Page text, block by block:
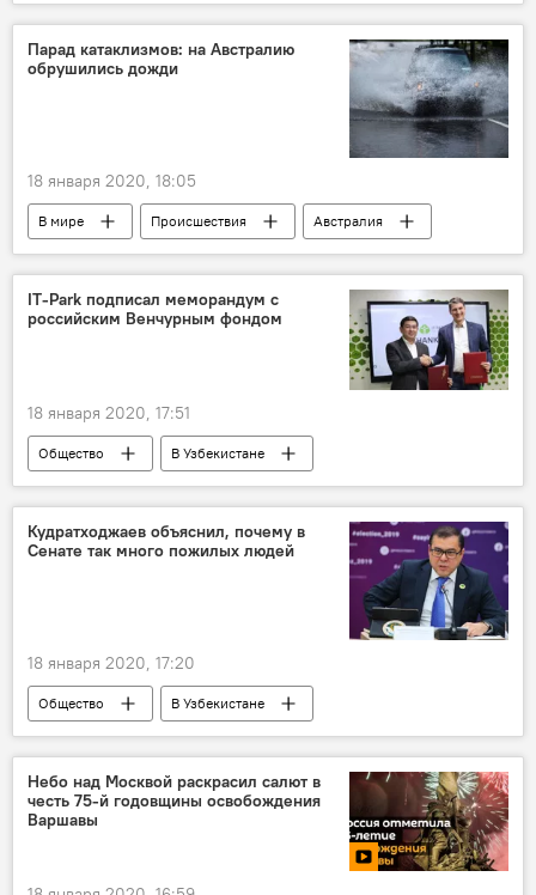
Парад катаклизмов: на Австралию
обрушились дожди
18 января 2020, 18:05
В мире Происшествия
Австралия
мир
Происшествие ЧП
IT-Park подписал меморандум с
российским Венчурным фондом
18 января 2020, 17:51
Общество
В Узбекистане
подписание документов
информатизация
Кудратходжаев объяснил, почему в
Сенате так много пожилых людей
18 января 2020, 17:20
Общество
В Узбекистане
Сенат Олий Мажлиса Узбекистана
выборы
Небо над Москвой раскрасил салют в
честь 75-й годовщины освобождения
Варшавы